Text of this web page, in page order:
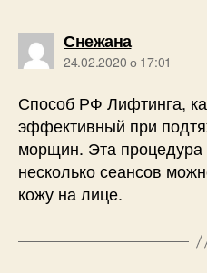
Снежанаговорить:
24.02.2020 о 17:01
Способ РФ Лифтинга,
эффективный при
морщин. Эта процедура
несколько сеансов
кожу на лице.